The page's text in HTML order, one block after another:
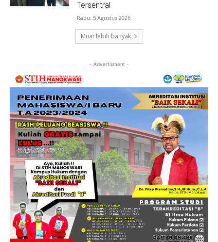
Tersentral
Rabu, 5 Agustus 2026
Muat lebih banyak
- Advertisment -